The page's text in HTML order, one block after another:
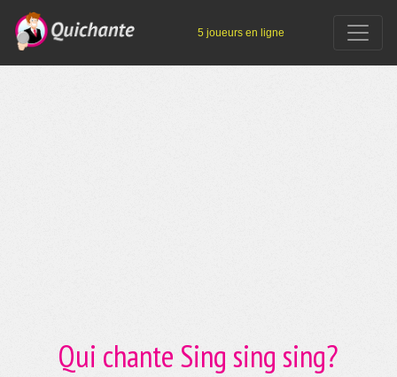
5 joueurs en ligne
Qui chante Sing sing sing?